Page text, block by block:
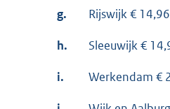
g. Rijswijk €
h. Sleeuwijk €
i. Werkendam €